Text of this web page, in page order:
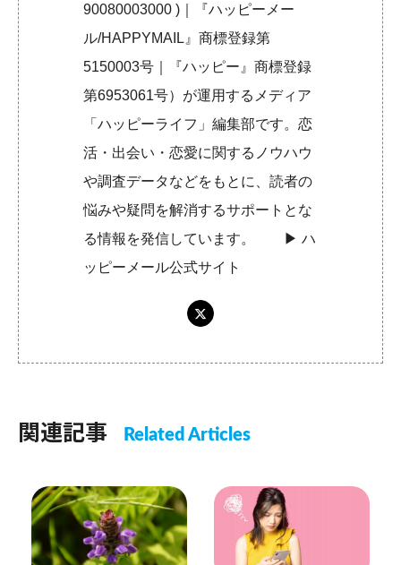
90080003000 )｜『ハッピーメー
ル/HAPPYMAIL』商標登録第
5150003号｜『ハッピー』商標登録
第6953061号）が運用するメディア
「ハッピーライフ」編集部です。恋
活・出会い・恋愛に関するノウハウ
や調査データなどをもとに、読者の
悩みや疑問を解消するサポートとな
る情報を発信しています。 ▶︎ハ
ッピーメール公式サイト
関連記事 Related Articles